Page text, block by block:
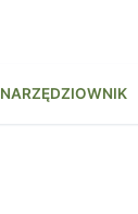
NARZĘDZIOWNIK